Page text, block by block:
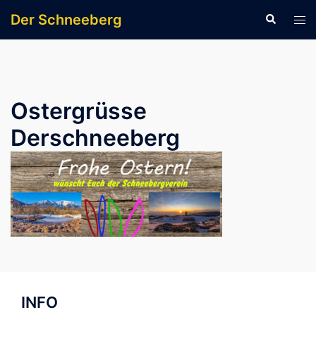
Inhalt
Der Schneeberg Suche
Ostergrüsse
Derschneeberg
INFO